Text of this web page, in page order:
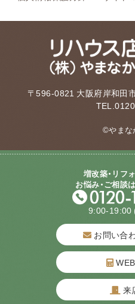
〒596-0821 大阪府岸和田
©やまな
増改築・リフ
お悩み・ご相談
9:00-19:00
お問い合
来